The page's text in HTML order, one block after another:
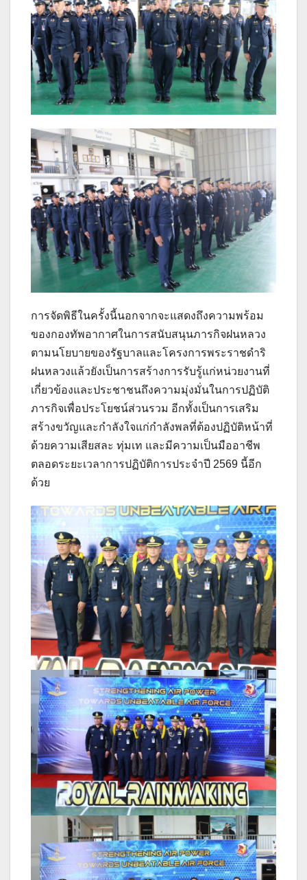
การจัดพิธีในครั้งนี้นอกจากจะแสดงถึงความพร้อม
ของกองทัพอากาศในการสนับสนุนภารกิจฝนหลวง
ตามนโยบายของรัฐบาลและโครงการพระราชดำริ
ฝนหลวงแล้วยังเป็นการสร้างการรับรู้แก่หน่วยงานที่
เกี่ยวข้องและประชาชนถึงความมุ่งมั่นในการปฏิบัติ
ภารกิจเพื่อประโยชน์ส่วนรวม อีกทั้งเป็นการเสริม
สร้างขวัญและกำลังใจแก่กำลังพลที่ต้องปฏิบัติหน้าที่
ด้วยความเสียสละ ทุ่มเท และมีความเป็นมืออาชีพ
ตลอดระยะเวลาการปฏิบัติการประจำปี 2569 นี้อีก
ด้วย